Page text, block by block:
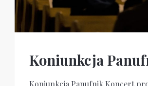
Koniunkcja
Koniunkcja Panufnik Koncert